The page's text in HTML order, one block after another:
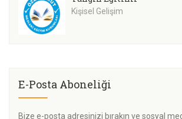
Kişisel Gelişim
E-Posta Aboneliği
Bize e-posta adresinizi bırakın ve sosyal